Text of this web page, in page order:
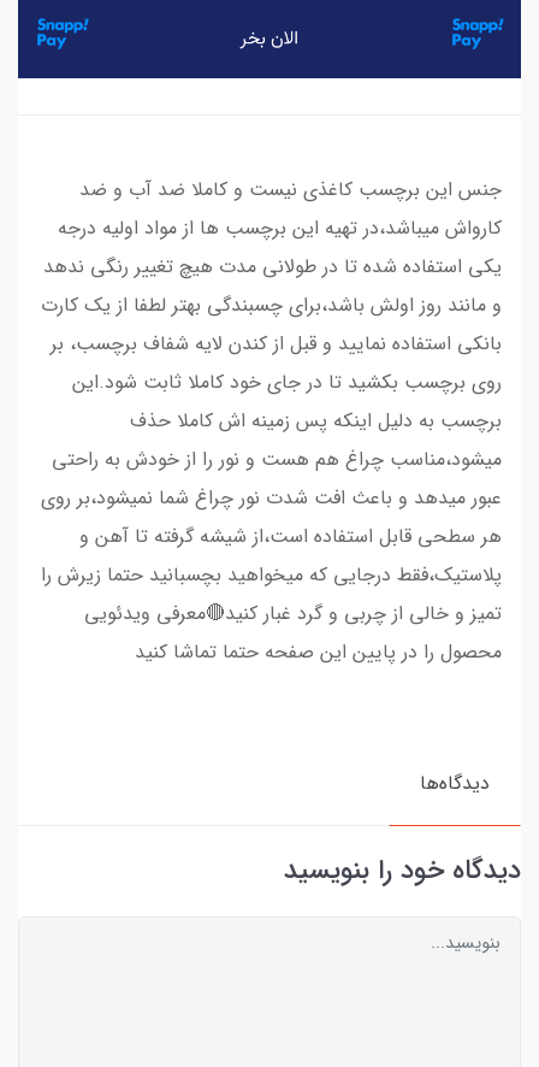
جنس این برچسب کاغذی نیست و کاملا ضد آب و ضد
کارواش میباشد،در تهیه این برچسب ها از مواد اولیه درجه
یکی استفاده شده تا در طولانی مدت هیچ تغییر رنگی ندهد
و مانند روز اولش باشد،برای چسبندگی بهتر لطفا از یک کارت
بانکی استفاده نمایید و قبل از کندن لایه شفاف برچسب، بر
روی برچسب بکشید تا در جای خود کاملا ثابت شود.این
برچسب به دلیل اینکه پس زمینه اش کاملا حذف
میشود،مناسب چراغ هم هست و نور را از خودش به راحتی
عبور میدهد و باعث افت شدت نور چراغ شما نمیشود،بر روی
هر سطحی قابل استفاده است،از شیشه گرفته تا آهن و
پلاستیک،فقط درجایی که میخواهید بچسبانید حتما زیرش را
تمیز و خالی از چربی و گرد غبار کنید🔴معرفی ویدئویی
محصول را در پایین این صفحه حتما تماشا کنید
دیدگاه‌ها
دیدگاه خود را بنویسید